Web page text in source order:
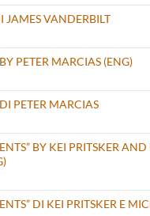
JAMES VANDERBILT
PETER MARCIAS (ENG)
PETER MARCIAS
BY KEI PRITSKER
DI KEI PRITSKER E